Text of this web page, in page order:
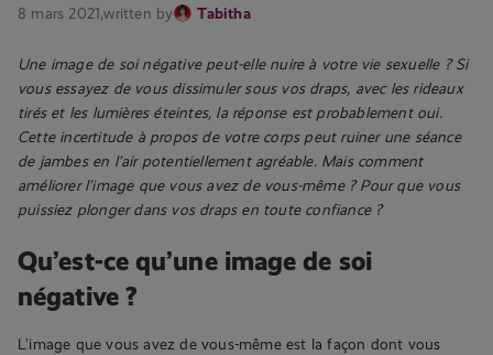
8 mars 2021,written by Tabitha
Une image de soi négative peut-elle nuire à votre vie sexuelle ? Si
vous essayez de vous dissimuler sous vos draps, avec les rideaux
tirés et les lumières éteintes, la réponse est probablement oui.
Cette incertitude à propos de votre corps peut ruiner une séance
de jambes en l’air potentiellement agréable. Mais comment
améliorer l’image que vous avez de vous-même ? Pour que vous
puissiez plonger dans vos draps en toute confiance ?
Qu’est-ce qu’une image de soi
négative ?
L’image que vous avez de vous-même est la façon dont vous